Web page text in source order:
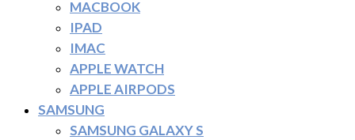
MACBOOK
IPAD
IMAC
APPLE WATCH
APPLE AIRPODS
SAMSUNG
SAMSUNG GALAXY S